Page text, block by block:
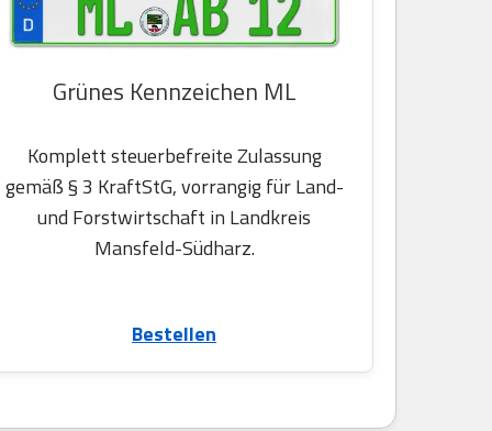
Grünes Kennzeichen ML
Komplett steuerbefreite Zulassung
gemäß § 3 KraftStG, vorrangig für Land-
und Forstwirtschaft in Landkreis
Mansfeld-Südharz.
Bestellen